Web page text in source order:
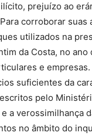
prejuízo ao
corroborar
utilizados na
da Costa, no
e
suficientes da
pelo
a verossimilhança
no âmbito do